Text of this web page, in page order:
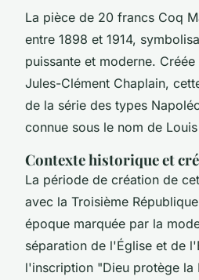
La pièce de 20 francs Coq
entre 1898 et 1914,
puissante et moderne.
Jules-Clément Chaplain,
de la série des types
connue sous le nom de
Contexte historique et
La période de création de
avec la Troisième
époque marquée par la
séparation de l'Église et de
l'inscription "Dieu protège la